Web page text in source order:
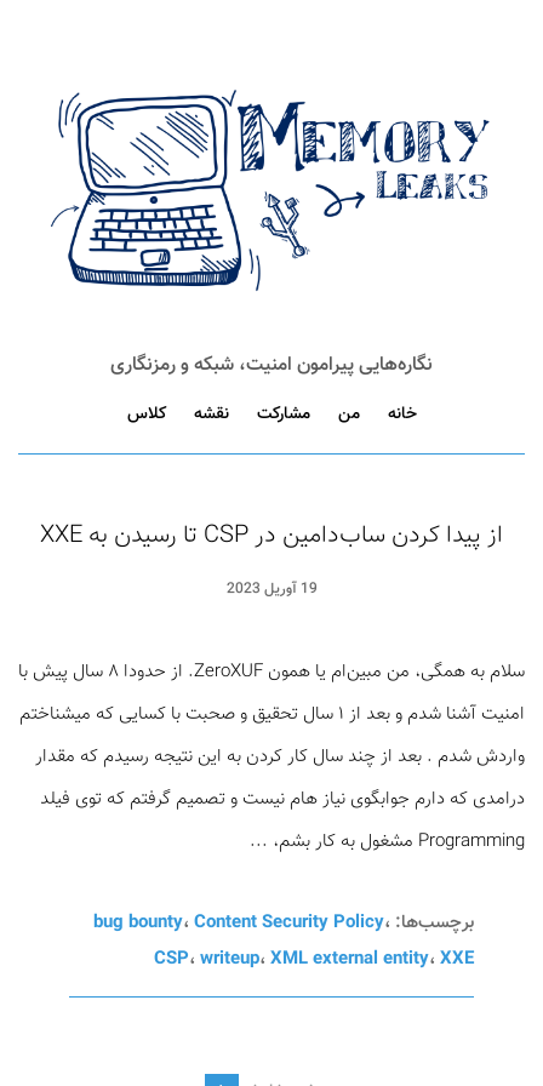
نگاره‌هایی پیرامون امنیت، شبکه و رمزنگاری
خانه من مشارکت نقشه کلاس
از پیدا کردن ساب‌دامین در CSP تا رسیدن به XXE
19 آوریل 2023
سلام به همگی، من مبین‌ام یا همون ZeroXUF. از حدودا ۸ سال پیش با
امنیت آشنا شدم و بعد از ۱ سال تحقیق و صحبت با کسایی که میشناختم
واردش شدم . بعد از چند سال کار کردن به این نتیجه رسیدم که مقدار
درامدی که دارم جوابگوی نیاز هام نیست و تصمیم گرفتم که توی فیلد
Programming مشغول به کار بشم، ...
برچسب‌ها: bug bounty،Content Security Policy،
CSP،writeup،XML external entity،XXE